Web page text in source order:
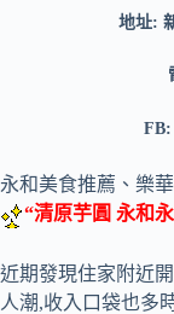
地址:
FB:
永和美食推薦、樂
“清原芋圓 永和
近期發現住家附近
人潮,收入口袋也多